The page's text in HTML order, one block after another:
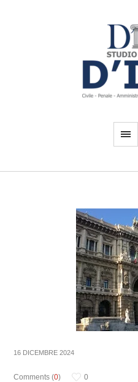
16 DICEMBRE 2024
Comments (0)
0